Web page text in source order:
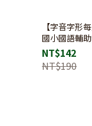
【字音字形
國小國語輔
NT$142
NT$190